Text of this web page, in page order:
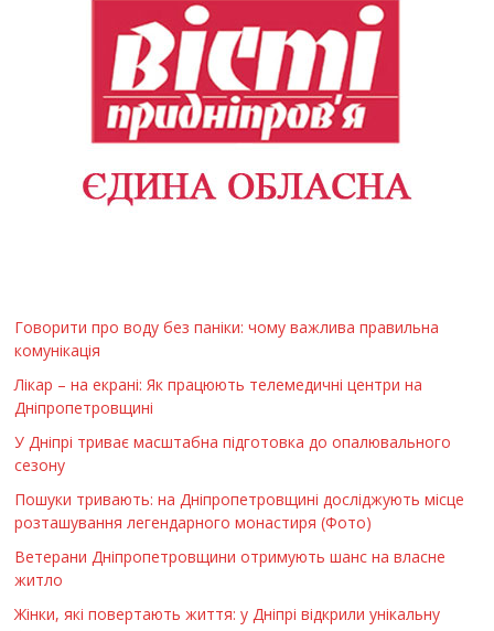
Говорити про воду без паніки: чому важлива правильна
комунікація
Лікар – на екрані: Як працюють телемедичні центри на
Дніпропетровщині
У Дніпрі триває масштабна підготовка до опалювального
сезону
Пошуки тривають: на Дніпропетровщині досліджують місце
розташування легендарного монастиря (Фото)
Ветерани Дніпропетровщини отримують шанс на власне
житло
Жінки, які повертають життя: у Дніпрі відкрили унікальну